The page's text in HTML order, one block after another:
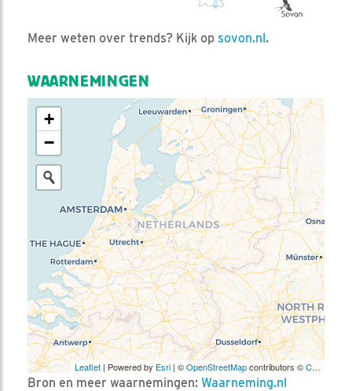
Meer weten over trends? Kijk op sovon.nl.
WAARNEMINGEN
+
−
Leaflet | Powered byEsri| ©OpenStreetMapcontributors ©CARTO
Bron en meer waarnemingen: Waarneming.nl